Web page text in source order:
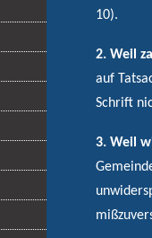
10).
2. Weil
auf
Schrift
3. Weil